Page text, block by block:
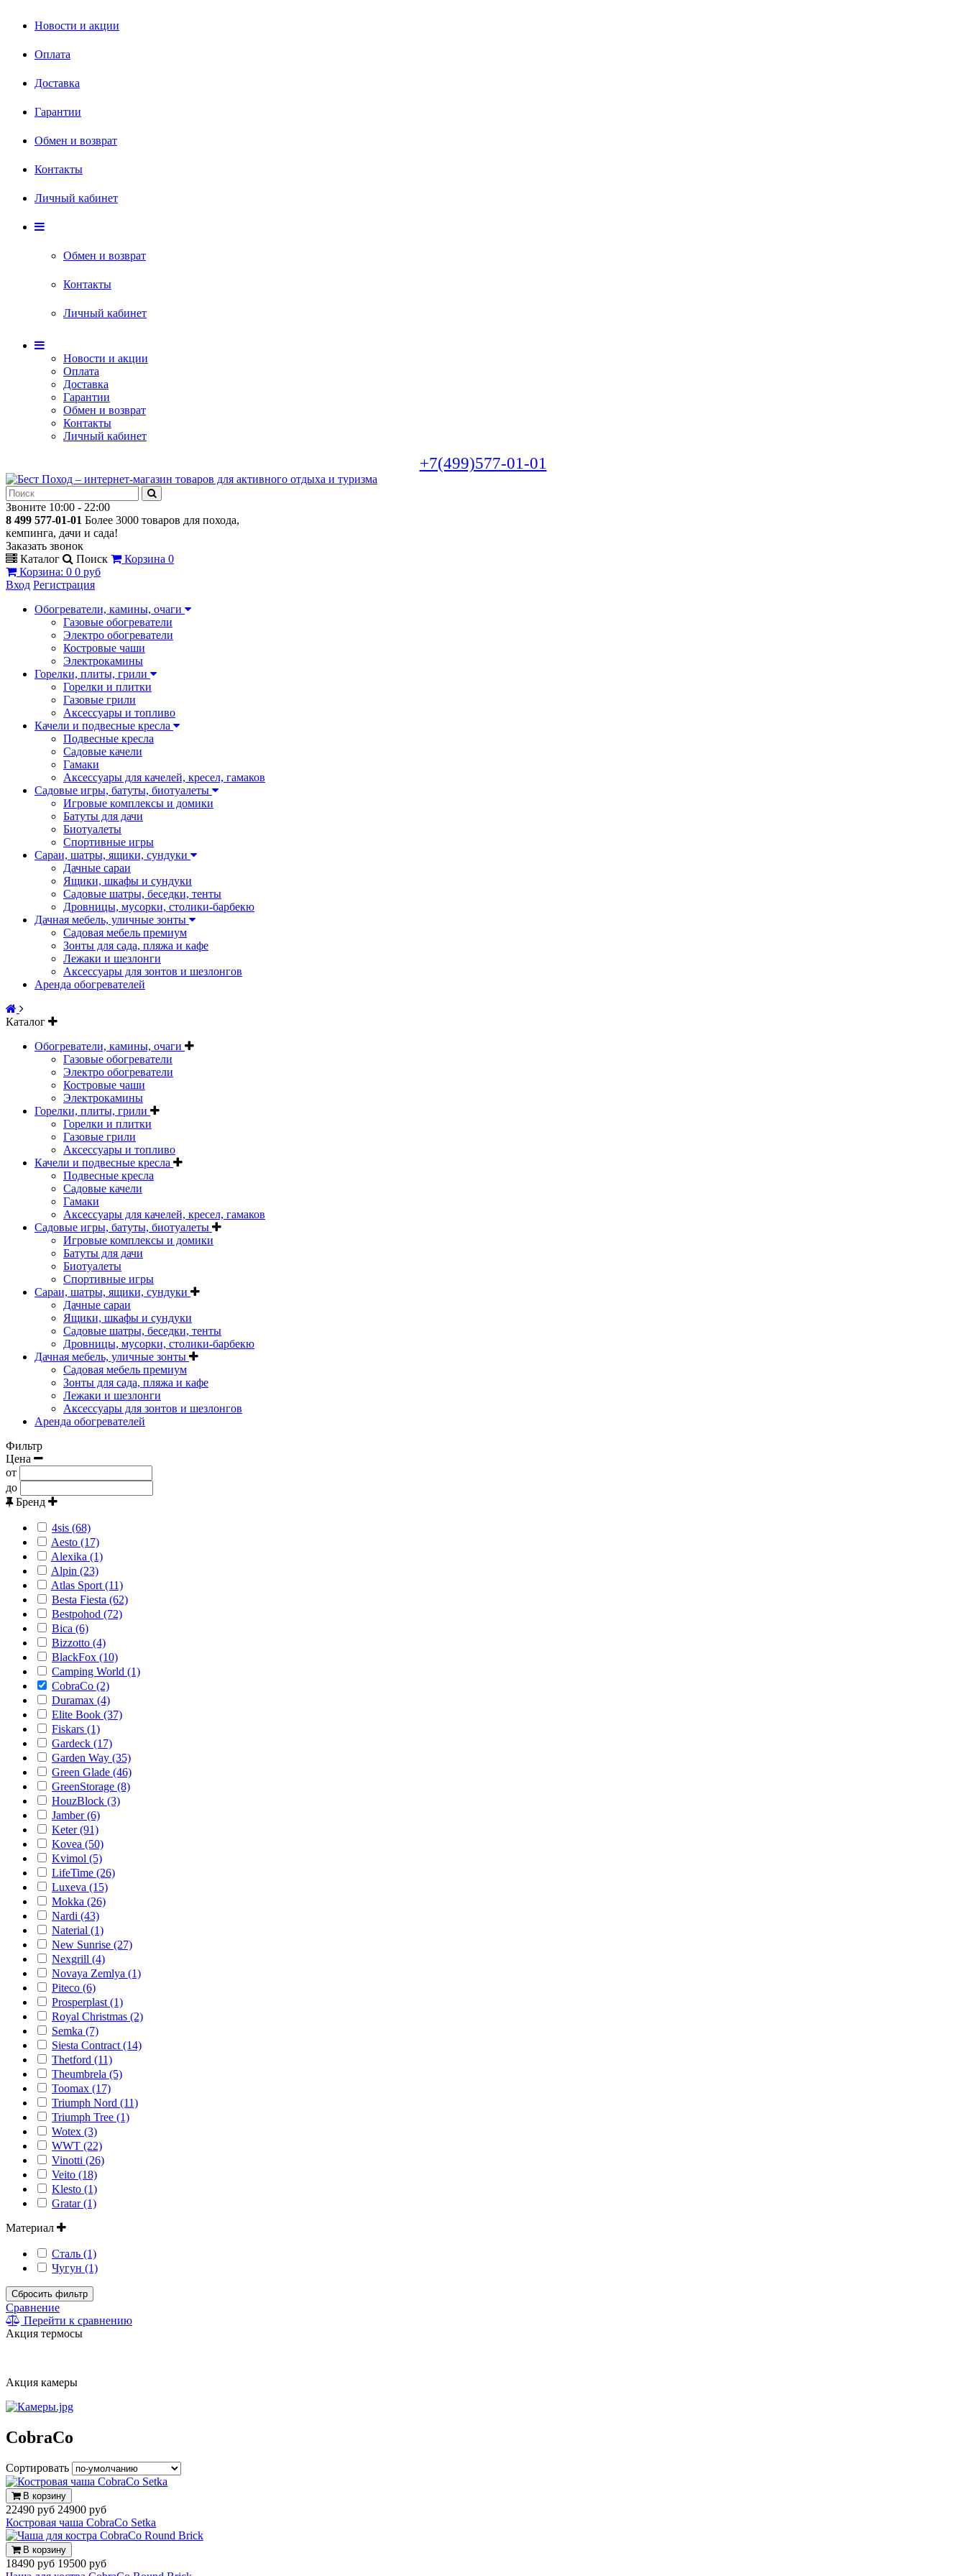
Новости и акции
Оплата
Доставка
Гарантии
Обмен и возврат
Контакты
Личный кабинет
Обмен и возврат
Контакты
Личный кабинет
Новости и акции
Оплата
Доставка
Гарантии
Обмен и возврат
Контакты
Личный кабинет
+7(499)577-01-01
Звоните 10:00 - 22:00
8 499 577-01-01 Более 3000 товаров для похода,
кемпинга, дачи и сада!
Заказать звонок
Каталог
Поиск Корзина 0
Корзина: 0 0 руб
Вход Регистрация
Обогреватели, камины, очаги
Газовые обогреватели
Электро обогреватели
Костровые чаши
Электрокамины
Горелки, плиты, грили
Горелки и плитки
Газовые грили
Аксессуары и топливо
Качели и подвесные кресла
Подвесные кресла
Садовые качели
Гамаки
Аксессуары для качелей, кресел, гамаков
Садовые игры, батуты, биотуалеты
Игровые комплексы и домики
Батуты для дачи
Биотуалеты
Спортивные игры
Сараи, шатры, ящики, сундуки
Дачные сараи
Ящики, шкафы и сундуки
Садовые шатры, беседки, тенты
Дровницы, мусорки, столики-барбекю
Дачная мебель, уличные зонты
Садовая мебель премиум
Зонты для сада, пляжа и кафе
Лежаки и шезлонги
Аксессуары для зонтов и шезлонгов
Аренда обогревателей
Каталог
Обогреватели, камины, очаги
Газовые обогреватели
Электро обогреватели
Костровые чаши
Электрокамины
Горелки, плиты, грили
Горелки и плитки
Газовые грили
Аксессуары и топливо
Качели и подвесные кресла
Подвесные кресла
Садовые качели
Гамаки
Аксессуары для качелей, кресел, гамаков
Садовые игры, батуты, биотуалеты
Игровые комплексы и домики
Батуты для дачи
Биотуалеты
Спортивные игры
Сараи, шатры, ящики, сундуки
Дачные сараи
Ящики, шкафы и сундуки
Садовые шатры, беседки, тенты
Дровницы, мусорки, столики-барбекю
Дачная мебель, уличные зонты
Садовая мебель премиум
Зонты для сада, пляжа и кафе
Лежаки и шезлонги
Аксессуары для зонтов и шезлонгов
Аренда обогревателей
Фильтр
Цена
от
до
Бренд
4sis (68)
Aesto (17)
Alexika (1)
Alpin (23)
Atlas Sport (11)
Besta Fiesta (62)
Bestpohod (72)
Bica (6)
Bizzotto (4)
BlackFox (10)
Camping World (1)
CobraCo (2)
Duramax (4)
Elite Book (37)
Fiskars (1)
Gardeck (17)
Garden Way (35)
Green Glade (46)
GreenStorage (8)
HouzBlock (3)
Jamber (6)
Keter (91)
Kovea (50)
Kvimol (5)
LifeTime (26)
Luxeva (15)
Mokka (26)
Nardi (43)
Naterial (1)
New Sunrise (27)
Nexgrill (4)
Novaya Zemlya (1)
Piteco (6)
Prosperplast (1)
Royal Christmas (2)
Semka (7)
Siesta Contract (14)
Thetford (11)
Theumbrela (5)
Toomax (17)
Triumph Nord (11)
Triumph Tree (1)
Wotex (3)
WWT (22)
Vinotti (26)
Veito (18)
Klesto (1)
Gratar (1)
Материал
Сталь (1)
Чугун (1)
Сбросить фильтр
Сравнение
Перейти к сравнению
Акция термосы
Акция камеры
CobraCo
Сортировать
В корзину
22490 руб 24900 руб
Костровая чаша CobraCo Setka
В корзину
18490 руб 19500 руб